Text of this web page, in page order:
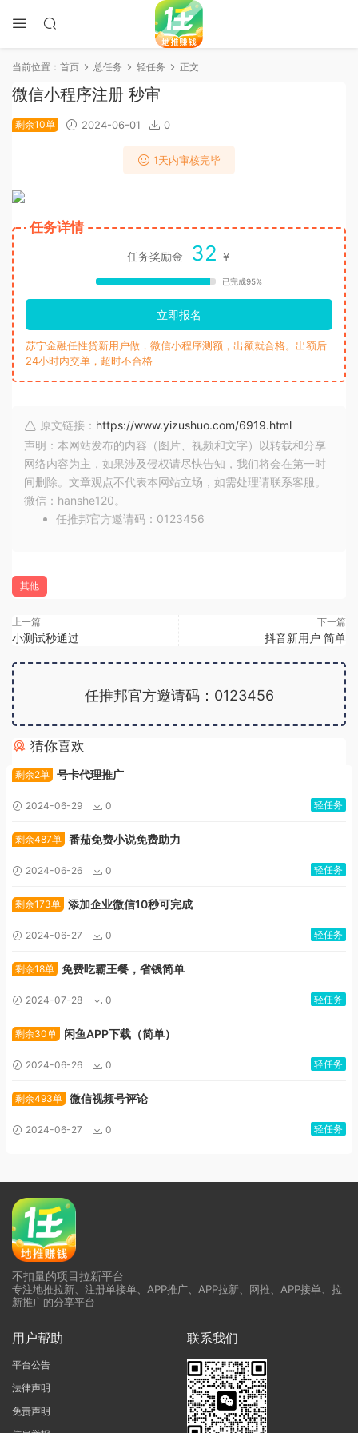
当前位置： 首页 总任务 轻任务 正文
微信小程序注册 秒审
剩余10单 2024-06-01 0
1天内审核完毕
任务详情
任务奖励金 32 ￥
已完成95%
立即报名
苏宁金融任性贷新用户做，微信小程序测额，出额就合格。出额后
24小时内交单，超时不合格
原文链接： https://www.yizushuo.com/6919.html
声明：本网站发布的内容（图片、视频和文字）以转载和分享
网络内容为主，如果涉及侵权请尽快告知，我们将会在第一时
间删除。文章观点不代表本网站立场，如需处理请联系客服。
微信：hanshe120。
任推邦官方邀请码：0123456
其他
上一篇
小测试秒通过
下一篇
抖音新用户 简单
任推邦官方邀请码：0123456
猜你喜欢
剩余2单 号卡代理推广
2024-06-29 0 轻任务
剩余487单 番茄免费小说免费助力
2024-06-26 0 轻任务
剩余173单 添加企业微信10秒可完成
2024-06-27 0 轻任务
剩余18单 免费吃霸王餐，省钱简单
2024-07-28 0 轻任务
剩余30单 闲鱼APP下载（简单）
2024-06-26 0 轻任务
剩余493单 微信视频号评论
2024-06-27 0 轻任务
不扣量的项目拉新平台
专注地推拉新、注册单接单、APP推广、APP拉新、网推、APP接单、拉
新推广的分享平台
用户帮助
平台公告
法律声明
免责声明
联系我们